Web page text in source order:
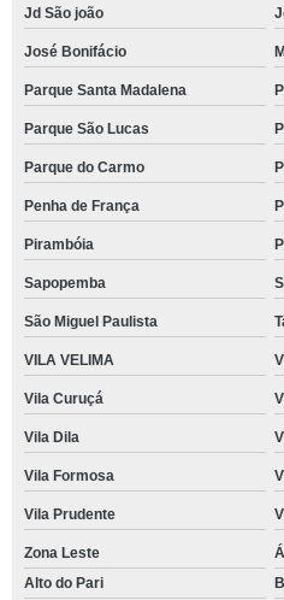
Jd São joão
José Bonifácio
Parque Santa Madalena
Parque São Lucas
Parque do Carmo
Penha de França
Pirambóia
Sapopemba
São Miguel Paulista
VILA VELIMA
Vila Curuçá
Vila Dila
Vila Formosa
Vila Prudente
Zona Leste
Alto do Pari